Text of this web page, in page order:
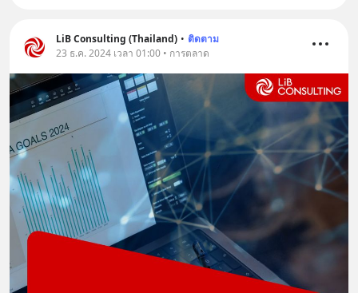
LiB Consulting (Thailand) • ติดตาม
23 ธ.ค. 2024 เวลา 01:00 • การตลาด